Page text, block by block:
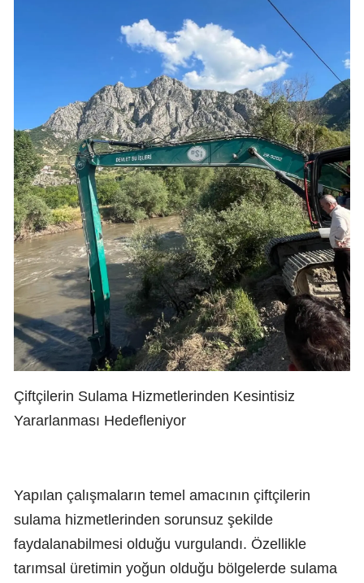
Çiftçilerin Sulama Hizmetlerinden Kesintisiz
Yararlanması Hedefleniyor
Yapılan çalışmaların temel amacının çiftçilerin
sulama hizmetlerinden sorunsuz şekilde
faydalanabilmesi olduğu vurgulandı. Özellikle
tarımsal üretimin yoğun olduğu bölgelerde sulama